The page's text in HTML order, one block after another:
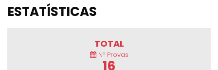
ESTATÍSTICAS
TOTAL
Nº Provas
16